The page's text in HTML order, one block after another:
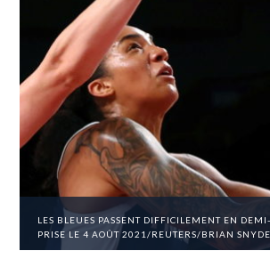
LES BLEUES PASSENT DIFFICILEMENT EN
PRISE LE 4 AOÛT 2021/REUTERS/BRIAN